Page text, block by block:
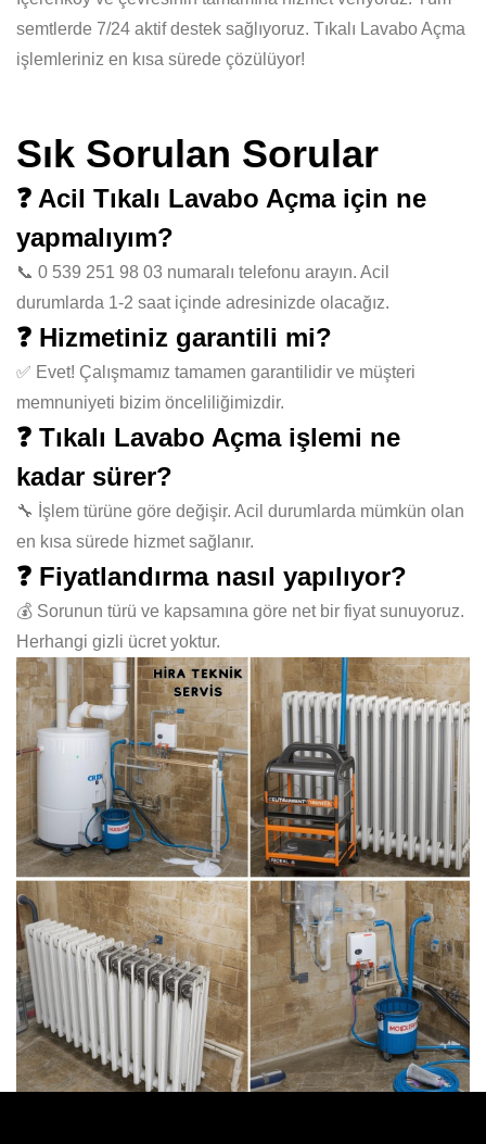
semtlerde 7/24 aktif destek sağlıyoruz. Tıkalı Lavabo Açma
işlemleriniz en kısa sürede çözülüyor!
Sık Sorulan Sorular
❓ Acil Tıkalı Lavabo Açma için ne
yapmalıyım?
📞 0 539 251 98 03 numaralı telefonu arayın. Acil
durumlarda 1-2 saat içinde adresinizde olacağız.
❓ Hizmetiniz garantili mi?
✅ Evet! Çalışmamız tamamen garantilidir ve müşteri
memnuniyeti bizim önceliliğimizdir.
❓ Tıkalı Lavabo Açma işlemi ne
kadar sürer?
🔧 İşlem türüne göre değişir. Acil durumlarda mümkün olan
en kısa sürede hizmet sağlanır.
❓ Fiyatlandırma nasıl yapılıyor?
💰 Sorunun türü ve kapsamına göre net bir fiyat sunuyoruz.
Herhangi gizli ücret yoktur.